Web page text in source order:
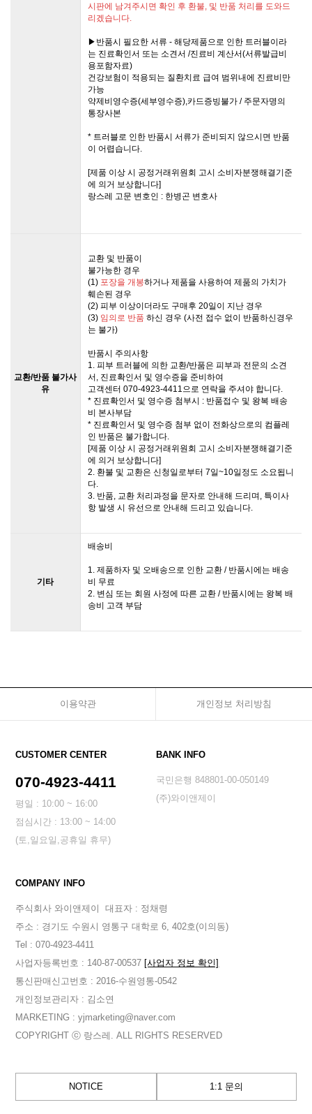
시판에 남겨주시면 확인 후 환불, 및 반품 처리를 도와드
리겠습니다.
▶반품시 필요한 서류 - 해당제품으로 인한 트러블이라
는 진료확인서 또는 소견서 /진료비 계산서(서류발급비
용포함자료)
건강보험이 적용되는 질환치료 급여 범위내에 진료비만
가능
약제비영수증(세부영수증),카드증빙불가 / 주문자명의
통장사본
* 트러블로 인한 반품시 서류가 준비되지 않으시면 반품
이 어렵습니다.
[제품 이상 시 공정거래위원회 고시 소비자분쟁해결기준
에 의거 보상합니다]
랑스레 고문 변호인 : 한병곤 변호사
교환/반품 불가사
유
교환 및 반품이
불가능한 경우
(1) 포장을 개봉하거나 제품을 사용하여 제품의 가치가
훼손된 경우
(2) 피부 이상이더라도 구매후 20일이 지난 경우
(3) 임의로 반품 하신 경우 (사전 접수 없이 반품하신경우
는 불가)
반품시 주의사항
1. 피부 트러블에 의한 교환/반품은 피부과 전문의 소견
서, 진료확인서 및 영수증을 준비하여
고객센터 070-4923-4411으로 연락을 주셔야 합니다.
* 진료확인서 및 영수증 첨부시 : 반품접수 및 왕복 배송
비 본사부담
* 진료확인서 및 영수증 첨부 없이 전화상으로의 컴플레
인 반품은 불가합니다.
[제품 이상 시 공정거래위원회 고시 소비자분쟁해결기준
에 의거 보상합니다]
2. 환불 및 교환은 신청일로부터 7일~10일정도 소요됩니
다.
3. 반품, 교환 처리과정을 문자로 안내해 드리며, 특이사
항 발생 시 유선으로 안내해 드리고 있습니다.
기타
배송비
1. 제품하자 및 오배송으로 인한 교환 / 반품시에는 배송
비 무료
2. 변심 또는 회원 사정에 따른 교환 / 반품시에는 왕복 배
송비 고객 부담
이용약관 개인정보 처리방침
CUSTOMER CENTER
070-4923-4411
평일 : 10:00 ~ 16:00
점심시간 : 13:00 ~ 14:00
(토,일요일,공휴일 휴무)
BANK INFO
국민은행 848801-00-050149
(주)와이앤제이
COMPANY INFO
주식회사 와이앤제이
대표자 : 정채령
주소 : 경기도 수원시 영통구 대학로 6, 402호(이의동)
Tel : 070-4923-4411
사업자등록번호 : 140-87-00537 [사업자 정보 확인]
통신판매신고번호 : 2016-수원영통-0542
개인정보관리자 : 김소연
MARKETING : yjmarketing@naver.com
COPYRIGHT ⓒ 랑스레. ALL RIGHTS RESERVED
NOTICE 1:1 문의